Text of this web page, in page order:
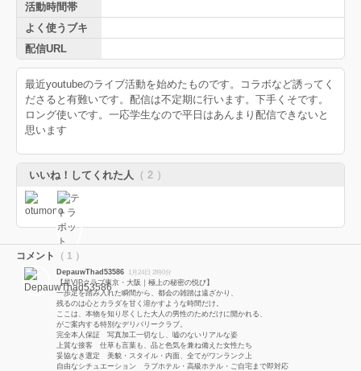
活動時間帯
よく使うブキ
配信URL
最近youtubeのライブ活動を始めたものです。コラボなど誘ってく
ださると有難いです。配信は不定期に行います。下手くそです。
ロング使いです。一応学生なので平日はあんまり配信できないと
思います
いいね！してくれた人 （ 2 ）
コメント （ 1 ）
DepauwThad53586 1月24日 2時0分
【星VIPクラブ東京・大阪｜極上の秘密の悦び】
一歩足を踏み入れた瞬間から、都会の雑踏は遠ざかり、
残るのは心とカラダを甘く溶かすような時間だけ。
ここは、本物を知り尽くした大人の男性のためだけに開かれる、
がご案内する特別なデリバリークラブ。
完全本人保証 写真加工一切なし、嘘のないリアルな姿
上質な接客 仕草も言葉も、品と色気を兼ね備えた女性たち
妥協なき選定 美貌・スタイル・内面、全てがワンランク上
自由なシチュエーション ラブホテル・高級ホテル・ご自宅まで即対応